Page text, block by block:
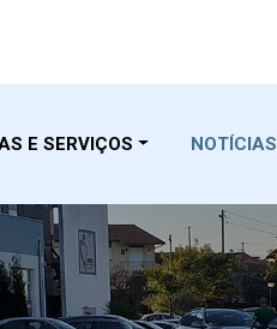
E SERVIÇOS NOTÍCIAS